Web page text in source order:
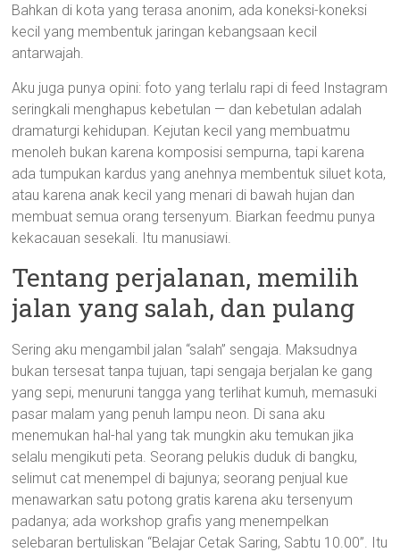
Bahkan di kota yang terasa anonim, ada koneksi-koneksi
kecil yang membentuk jaringan kebangsaan kecil
antarwajah.
Aku juga punya opini: foto yang terlalu rapi di feed Instagram
seringkali menghapus kebetulan — dan kebetulan adalah
dramaturgi kehidupan. Kejutan kecil yang membuatmu
menoleh bukan karena komposisi sempurna, tapi karena
ada tumpukan kardus yang anehnya membentuk siluet kota,
atau karena anak kecil yang menari di bawah hujan dan
membuat semua orang tersenyum. Biarkan feedmu punya
kekacauan sesekali. Itu manusiawi.
Tentang perjalanan, memilih
jalan yang salah, dan pulang
Sering aku mengambil jalan “salah” sengaja. Maksudnya
bukan tersesat tanpa tujuan, tapi sengaja berjalan ke gang
yang sepi, menuruni tangga yang terlihat kumuh, memasuki
pasar malam yang penuh lampu neon. Di sana aku
menemukan hal-hal yang tak mungkin aku temukan jika
selalu mengikuti peta. Seorang pelukis duduk di bangku,
selimut cat menempel di bajunya; seorang penjual kue
menawarkan satu potong gratis karena aku tersenyum
padanya; ada workshop grafis yang menempelkan
selebaran bertuliskan “Belajar Cetak Saring, Sabtu 10.00”. Itu